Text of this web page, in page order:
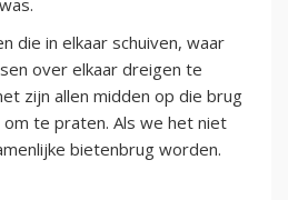
die in elkaar schuiven, waar
over elkaar dreigen te
zijn allen midden op die brug
te praten. Als we het niet
bietenbrug worden.